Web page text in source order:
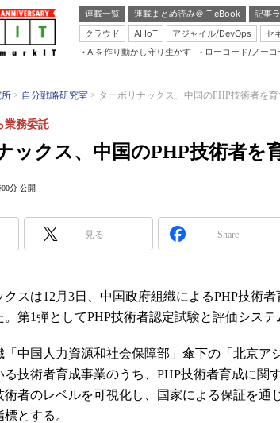
連載一覧 連載まとめ読み＠IT eBook 記事
クラウド
AI IoT アジャイル/DevOps セ
AIを作り動かし守り生かす ローコード/ノーコ
所 自分戦略研究室 ターボリナックス、中国のPHP技術者を
ックス、中国のPHP技術者を
業務委託
00分 公開
見る Share
スは12月3日、中国政府組織によるPHP技術
第1弾としてPHP技術者認定試験と評価システ
中国人力資源和社会保障部」傘下の「北京ア
技術者育成事業のうち、PHP技術者育成に関
術者のレベルを可視化し、国家による保証を通
とする。